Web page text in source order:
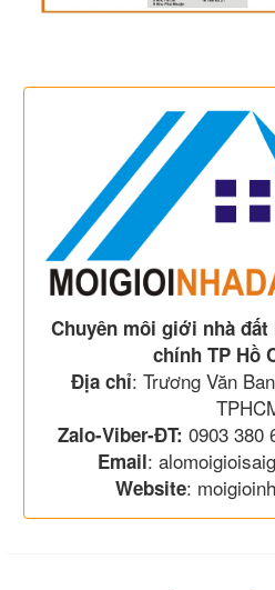
Chuyên môi giới nhà
chính TP Hồ
Địa chỉ: Trương Văn
Zalo-Viber-ĐT: 0903 380
Email:
Website: